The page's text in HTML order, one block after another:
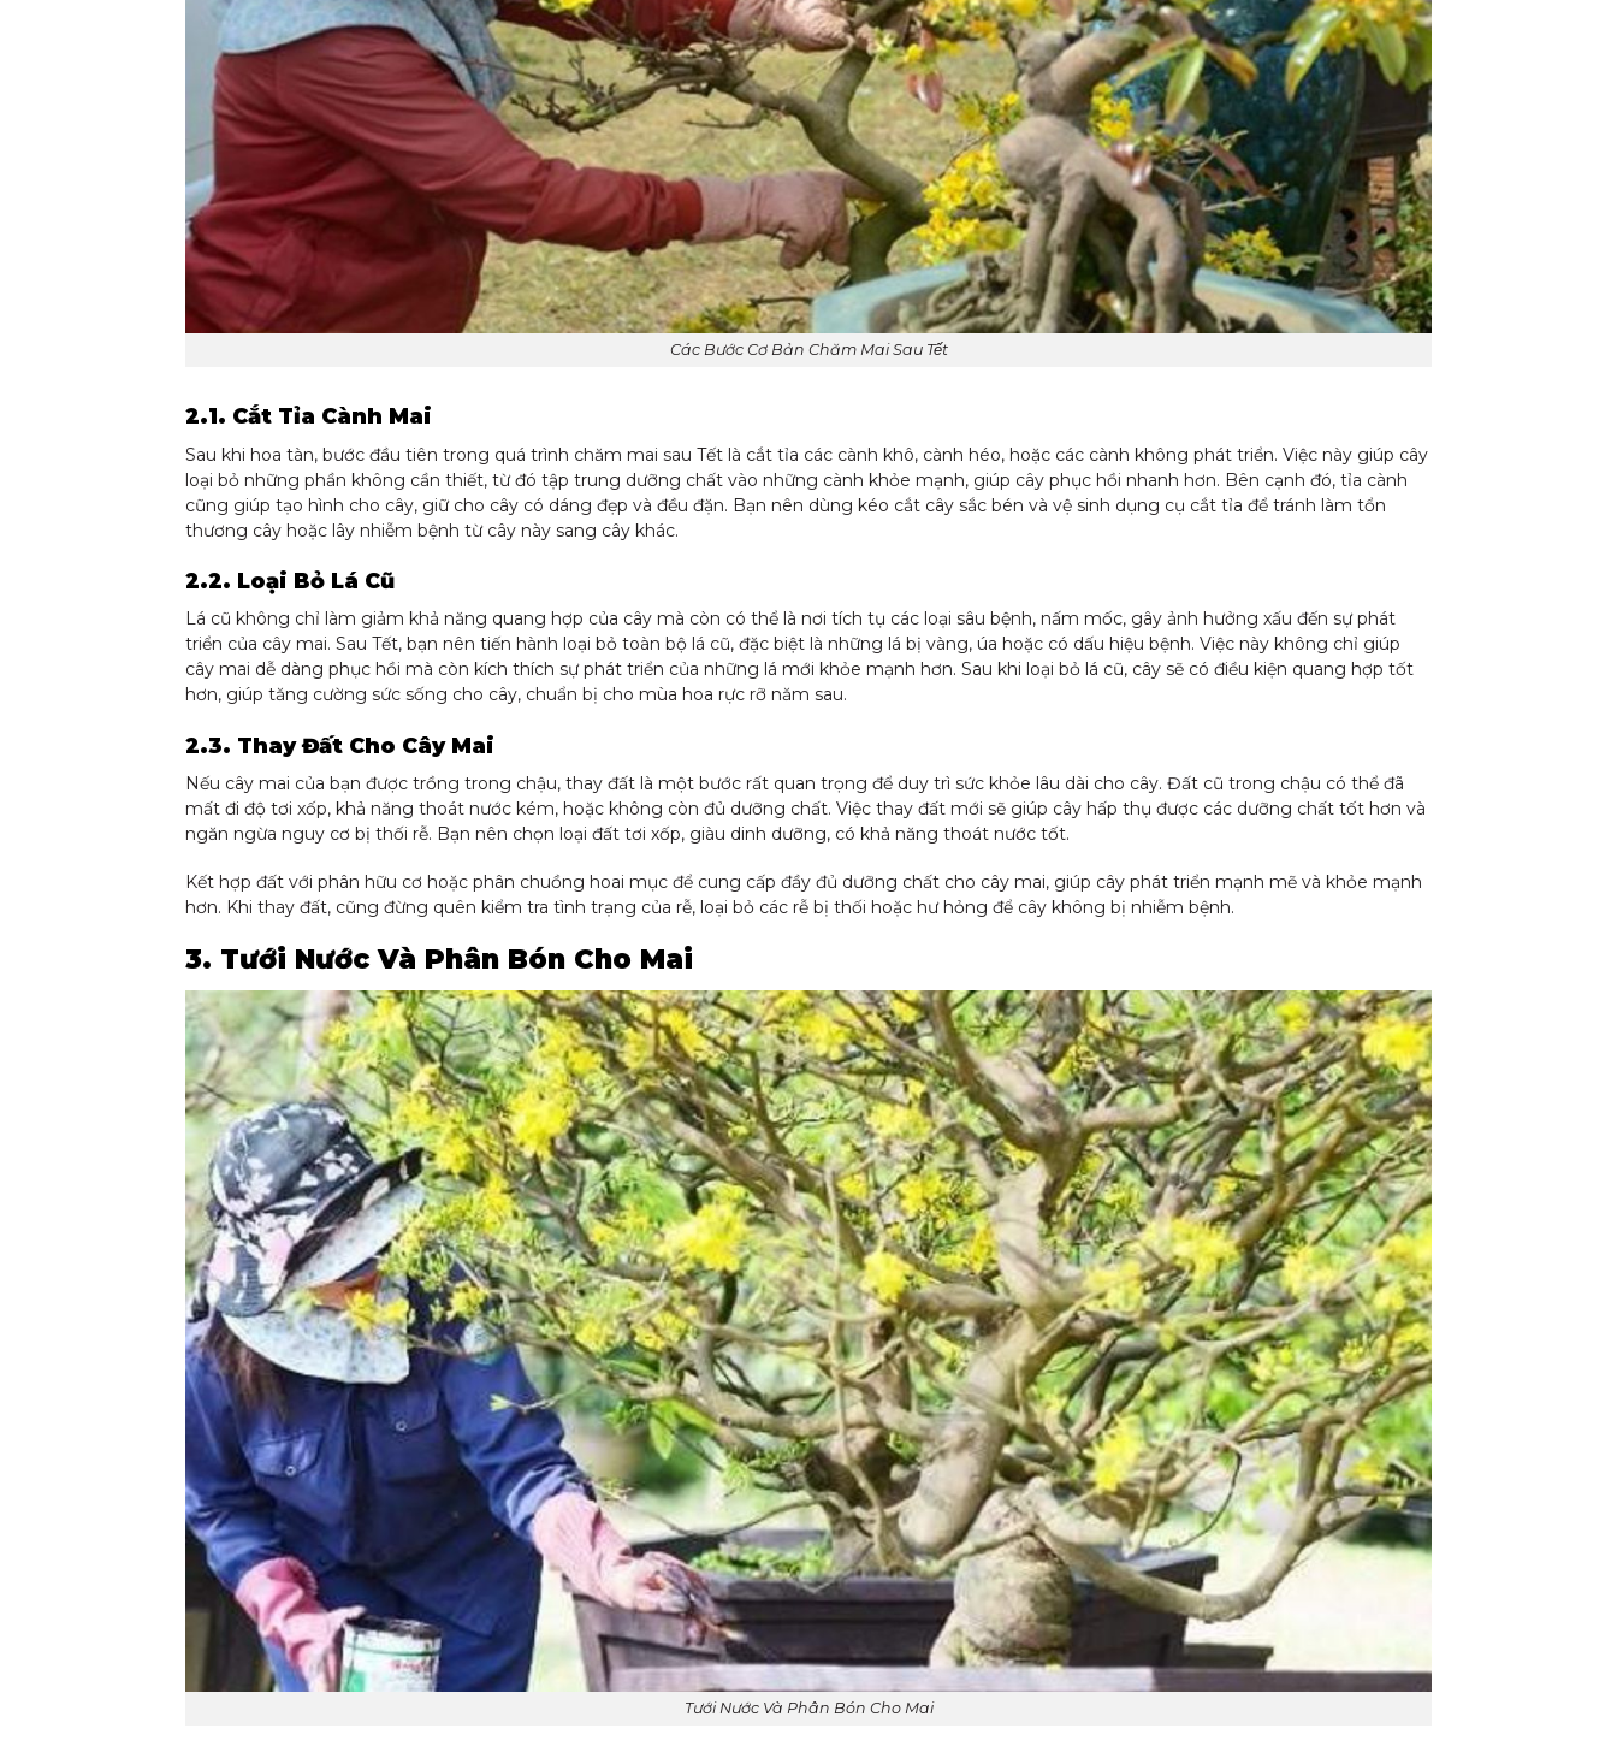
Các Bước Cơ Bản Chăm Mai Sau Tết
2.1. Cắt Tỉa Cành Mai
Sau khi hoa tàn, bước đầu tiên trong quá trình chăm mai sau Tết là cắt tỉa các cành khô, cành héo, hoặc các cành không phát triển. Việc này giúp cây
loại bỏ những phần không cần thiết, từ đó tập trung dưỡng chất vào những cành khỏe mạnh, giúp cây phục hồi nhanh hơn. Bên cạnh đó, tỉa cành
cũng giúp tạo hình cho cây, giữ cho cây có dáng đẹp và đều đặn. Bạn nên dùng kéo cắt cây sắc bén và vệ sinh dụng cụ cắt tỉa để tránh làm tổn
thương cây hoặc lây nhiễm bệnh từ cây này sang cây khác.
2.2. Loại Bỏ Lá Cũ
Lá cũ không chỉ làm giảm khả năng quang hợp của cây mà còn có thể là nơi tích tụ các loại sâu bệnh, nấm mốc, gây ảnh hưởng xấu đến sự phát
triển của cây mai. Sau Tết, bạn nên tiến hành loại bỏ toàn bộ lá cũ, đặc biệt là những lá bị vàng, úa hoặc có dấu hiệu bệnh. Việc này không chỉ giúp
cây mai dễ dàng phục hồi mà còn kích thích sự phát triển của những lá mới khỏe mạnh hơn. Sau khi loại bỏ lá cũ, cây sẽ có điều kiện quang hợp tốt
hơn, giúp tăng cường sức sống cho cây, chuẩn bị cho mùa hoa rực rỡ năm sau.
2.3. Thay Đất Cho Cây Mai
Nếu cây mai của bạn được trồng trong chậu, thay đất là một bước rất quan trọng để duy trì sức khỏe lâu dài cho cây. Đất cũ trong chậu có thể đã
mất đi độ tơi xốp, khả năng thoát nước kém, hoặc không còn đủ dưỡng chất. Việc thay đất mới sẽ giúp cây hấp thụ được các dưỡng chất tốt hơn và
ngăn ngừa nguy cơ bị thối rễ. Bạn nên chọn loại đất tơi xốp, giàu dinh dưỡng, có khả năng thoát nước tốt.
Kết hợp đất với phân hữu cơ hoặc phân chuồng hoai mục để cung cấp đầy đủ dưỡng chất cho cây mai, giúp cây phát triển mạnh mẽ và khỏe mạnh
hơn. Khi thay đất, cũng đừng quên kiểm tra tình trạng của rễ, loại bỏ các rễ bị thối hoặc hư hỏng để cây không bị nhiễm bệnh.
3. Tưới Nước Và Phân Bón Cho Mai
Tưới Nước Và Phân Bón Cho Mai